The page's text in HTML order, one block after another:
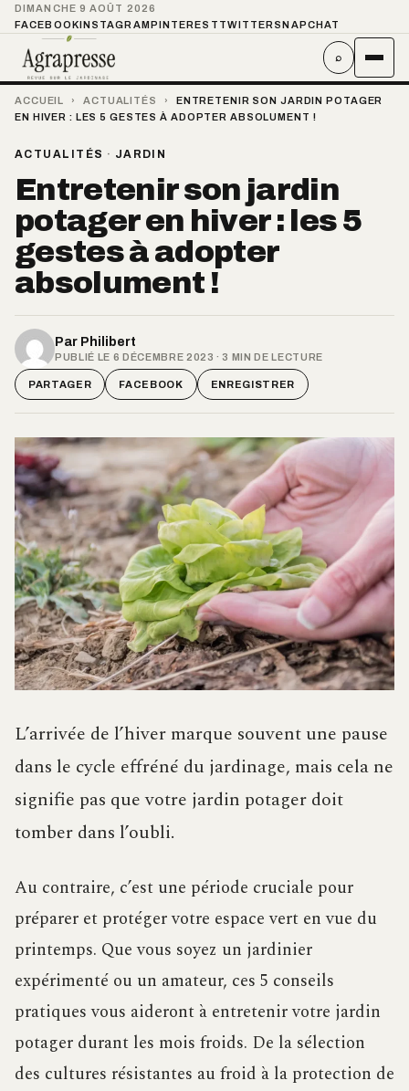
DIMANCHE 9 AOÛT 2026
FACEBOOKINSTAGRAMPINTEREST TWITTER SNAPCHAT
⌕
ACCUEIL › ACTUALITÉS ›
ENTRETENIR SON JARDIN POTAGER
EN HIVER : LES 5 GESTES À ADOPTER ABSOLUMENT !
ACTUALITÉS · JARDIN
Entretenir son jardin
potager en hiver : les 5
gestes à adopter
absolument !
Par Philibert
PUBLIÉ LE 6 DÉCEMBRE 2023 · 3 MIN DE LECTURE
PARTAGER FACEBOOK ENREGISTRER
L’arrivée de l’hiver marque souvent une pause
dans le cycle effréné du jardinage, mais cela ne
signifie pas que votre jardin potager doit
tomber dans l’oubli.
Au contraire, c’est une période cruciale pour
préparer et protéger votre espace vert en vue du
printemps. Que vous soyez un jardinier
expérimenté ou un amateur, ces 5 conseils
pratiques vous aideront à entretenir votre jardin
potager durant les mois froids. De la sélection
des cultures résistantes au froid à la protection de